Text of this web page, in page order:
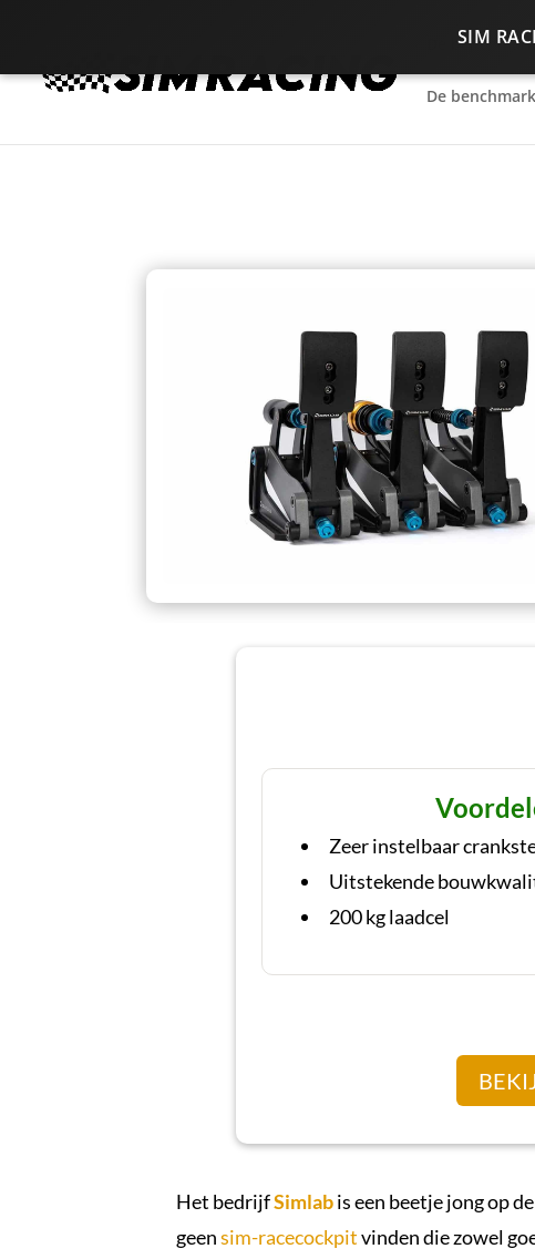
SIM
De
De
Zeer instelbaar
Uitstekende
200 kg laadcel
Het bedrijfSimlabis een beetje jong op
geensim-racecockpitvinden die zowel